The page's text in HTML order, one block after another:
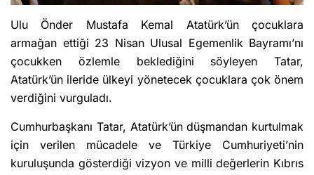
Ulu Önder Mustafa Kemal Atatürk’ün çocuklara
armağan ettiği 23 Nisan Ulusal Egemenlik Bayramı’nı
çocukken özlemle beklediğini söyleyen Tatar,
Atatürk’ün ileride ülkeyi yönetecek çocuklara çok önem
verdiğini vurguladı.
Cumhurbaşkanı Tatar, Atatürk’ün düşmandan kurtulmak
için verilen mücadele ve Türkiye Cumhuriyeti’nin
kuruluşunda gösterdiği vizyon ve milli değerlerin Kıbrıs